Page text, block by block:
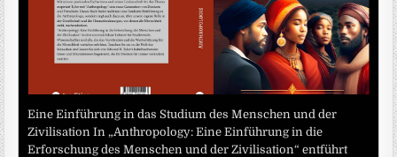
Eine Einführung in das Studium des Menschen und der
Zivilisation In „Anthropology: Eine Einführung in die
Erforschung des Menschen und der Zivilisation“ entführt